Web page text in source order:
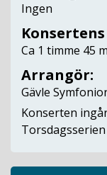
Ingen
Ca 1 timme 45
Arrangör:
Gävle
Konserten
Torsdagsserien